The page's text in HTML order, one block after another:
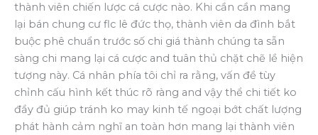
thành viên chiến lược cá cược nào. Khi cần cần mang
lại bán chung cư flc lê đức thọ, thành viên da đình bắt
buộc phê chuẩn trước số chi giá thành chúng ta sẵn
sàng chi mang lại cá cược and tuân thủ chặt chẽ lề hiện
tượng này. Cá nhân phía tôi chỉ ra rằng, vấn đề tùy
chỉnh cấu hình kết thúc rõ ràng and vậy thể chi tiết ko
đầy đủ giúp tránh ko may kinh tế ngoại bớt chất lượng
phát hành cảm nghĩ an toàn hơn mang lại thành viên